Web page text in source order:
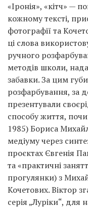
«Іронія», «кітч» —
кожному тексті,
фотографії та
ці слова
ручного
методів школи,
забавки. За цим
розфарбування, за
презентували
способу життя,
1985) Бориса
медіуму через
проєктах Євгенія
та «практичні
прогулянки) з
Кочетових. Віктор
серія „Луріки“,